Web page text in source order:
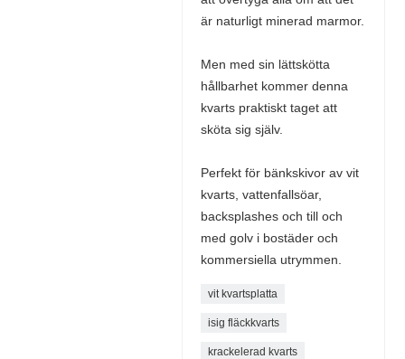
är naturligt minerad marmor.
Men med sin lättskötta
hållbarhet kommer denna
kvarts praktiskt taget att
sköta sig själv.
Perfekt för bänkskivor av vit
kvarts, vattenfallsöar,
backsplashes och till och
med golv i bostäder och
kommersiella utrymmen.
vit kvartsplatta
isig fläckkvarts
krackelerad kvarts